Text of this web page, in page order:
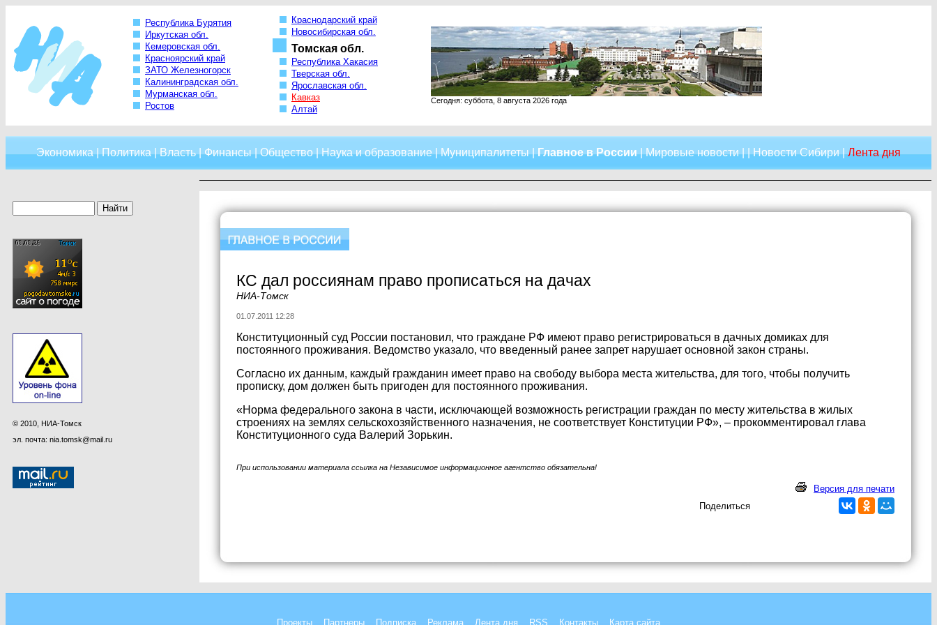
Республика Бурятия
Иркутская обл.
Кемеровская обл.
Красноярский край
ЗАТО Железногорск
Калининградская обл.
Мурманская обл.
Ростов
Краснодарский край
Новосибирская обл.
Томская обл.
Республика Хакасия
Тверская обл.
Ярославская обл.
Кавказ
Алтай
Сегодня: суббота, 8 августа 2026 года
Экономика|Политика|Власть|Финансы|Общество|Наука и образование|Муниципалитеты|Главное в России|Мировые новости| |Новости Сибири|Лента дня
© 2010, НИА-Томск
эл. почта: nia.tomsk@mail.ru
КС дал россиянам право прописаться на дачах
НИА-Томск
01.07.2011 12:28
Конституционный суд России постановил, что граждане РФ имеют право регистрироваться в дачных домиках для
постоянного проживания. Ведомство указало, что введенный ранее запрет нарушает основной закон страны.
Согласно их данным, каждый гражданин имеет право на свободу выбора места жительства, для того, чтобы получить
прописку, дом должен быть пригоден для постоянного проживания.
«Норма федерального закона в части, исключающей возможность регистрации граждан по месту жительства в жилых
строениях на землях сельскохозяйственного назначения, не соответствует Конституции РФ», – прокомментировал глава
Конституционного суда Валерий Зорькин.
При использовании материала ссылка на Независимое информационное агентство обязательна!
Версия для печати
Поделиться
Проекты Партнеры Подписка Реклама Лента дня RSS Контакты Карта сайта